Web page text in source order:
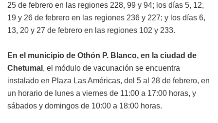
25 de febrero en las regiones 228, 99 y 94; los días 5, 12,
19 y 26 de febrero en las regiones 236 y 227; y los días 6,
13, 20 y 27 de febrero en las regiones 102 y 233.
En el municipio de Othón P. Blanco, en la ciudad de
Chetumal , el módulo de vacunación se encuentra
instalado en Plaza Las Américas, del 5 al 28 de febrero, en
un horario de lunes a viernes de 11:00 a 17:00 horas, y
sábados y domingos de 10:00 a 18:00 horas.